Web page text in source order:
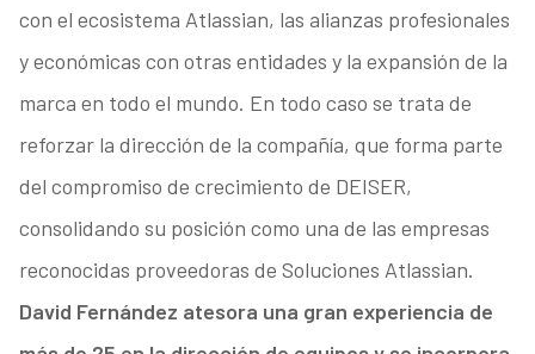
con el ecosistema Atlassian, las alianzas profesionales
y económicas con otras entidades y la expansión de la
marca en todo el mundo. En todo caso se trata de
reforzar la dirección de la compañía, que forma parte
del compromiso de crecimiento de DEISER,
consolidando su posición como una de las empresas
reconocidas proveedoras de Soluciones Atlassian.
David Fernández atesora una gran experiencia de